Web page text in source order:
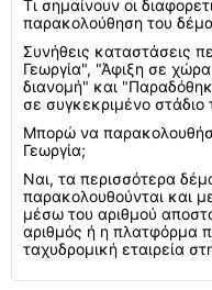
Τι σημαίνουν οι
παρακολούθηση του
Συνήθεις καταστάσεις
Γεωργία", "Άφιξη σε
διανομή" και
σε συγκεκριμένο στάδιο
Μπορώ να
Γεωργία;
Ναι, τα περισσότερα
παρακολουθούνται και
μέσω του αριθμού
αριθμός ή η πλατφόρμα
ταχυδρομική εταιρεία